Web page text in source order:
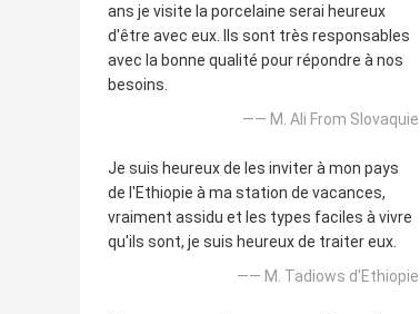
ans je visite la porcelaine serai heureux
d'être avec eux. Ils sont très responsables
avec la bonne qualité pour répondre à nos
besoins.
—— M. Ali From Slovaquie
Je suis heureux de les inviter à mon pays
de l'Ethiopie à ma station de vacances,
vraiment assidu et les types faciles à vivre
qu'ils sont, je suis heureux de traiter eux.
—— M. Tadiows d'Ethiopie